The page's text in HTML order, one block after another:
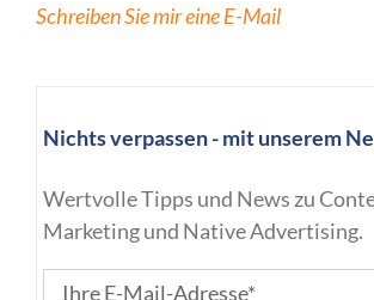
Schreiben Sie mir eine E-Mail
Nichts verpassen - mit unserem
Wertvolle Tipps und News zu
Marketing und Native Advertising.